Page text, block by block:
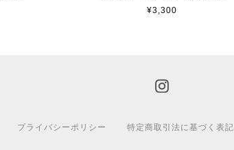
¥3,300
プライバシーポリシー 特定商取引法に基づく表記